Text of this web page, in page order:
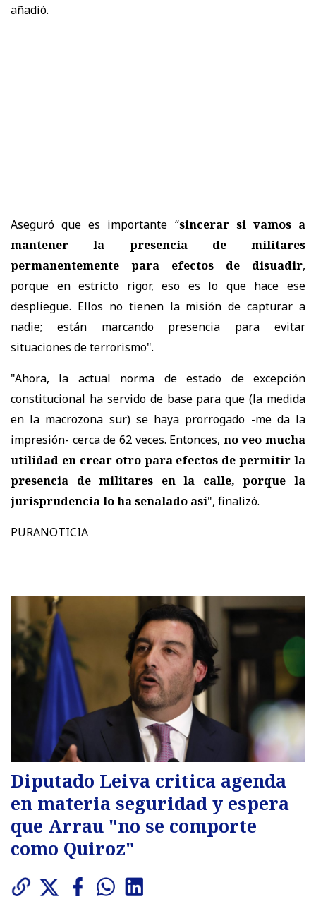
añadió.
Aseguró que es importante “sincerar si vamos a
mantener la presencia de militares
permanentemente para efectos de disuadir,
porque en estricto rigor, eso es lo que hace ese
despliegue. Ellos no tienen la misión de capturar a
nadie; están marcando presencia para evitar
situaciones de terrorismo".
"Ahora, la actual norma de estado de excepción
constitucional ha servido de base para que (la medida
en la macrozona sur) se haya prorrogado -me da la
impresión- cerca de 62 veces. Entonces, no veo mucha
utilidad en crear otro para efectos de permitir la
presencia de militares en la calle, porque la
jurisprudencia lo ha señalado así", finalizó.
PURANOTICIA
Diputado Leiva critica agenda
en materia seguridad y espera
que Arrau "no se comporte
como Quiroz"